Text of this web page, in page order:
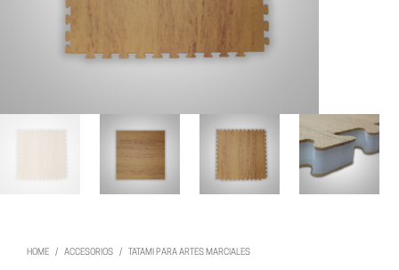
HOME / ACCESORIOS / TATAMI PARA ARTES MARCIALES